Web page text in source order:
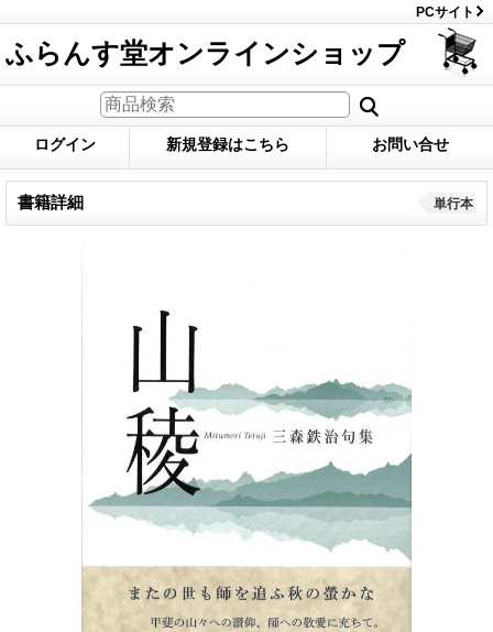
PCサイト
ふらんす堂オンラインショップ
ログイン 新規登録はこちら お問い合せ
書籍詳細 単行本